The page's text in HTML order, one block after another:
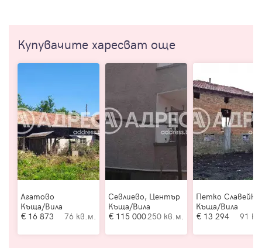
Купувачите харесват още
Агатово
Къща/Вила
16 873
76 кв.м.
Севлиево, Център
Къща/Вила
115 000250 кв.м.
Петко
Къща/Вила
13 294
91